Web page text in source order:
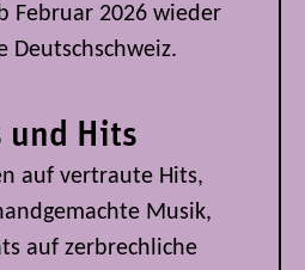
Februar 2026 wieder
Deutschschweiz.
und Hits
auf vertraute Hits,
Musik,
auf zerbrechliche